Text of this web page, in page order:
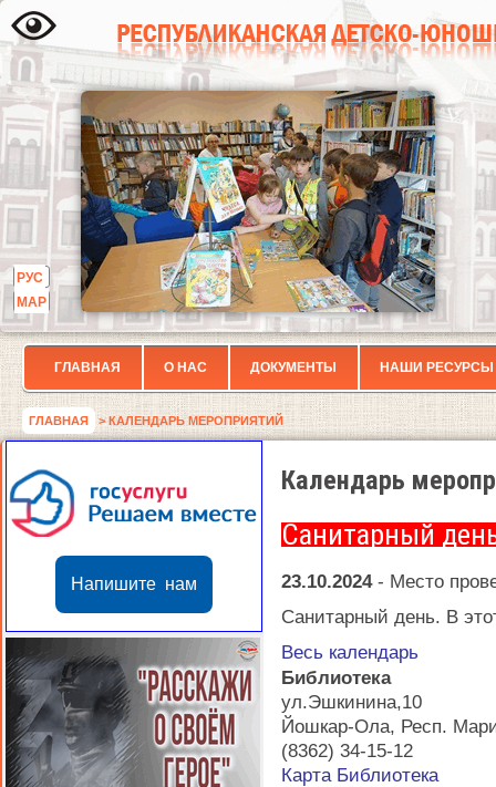
РУС
МАР
ГЛАВНАЯ О НАС ДОКУМЕНТЫ НАШИ РЕСУРСЫ
ГЛАВНАЯ > КАЛЕНДАРЬ МЕРОПРИЯТИЙ
Напишите нам
Календарь
Санитарный
23.10.2024 - Место
Санитарный день. В
Весь календарь
Библиотека
ул.Эшкинина,10
Йошкар-Ола, Респ.
(8362) 34-15-12
Карта Библиотека